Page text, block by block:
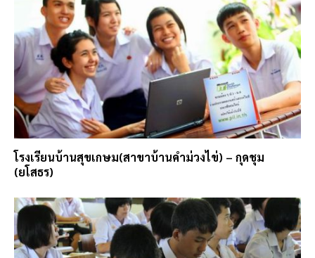
โรงเรียนบ้านสุขเกษม(สาขาบ้านคำม่วงไข่) – กุดชุม
(ยโสธร)